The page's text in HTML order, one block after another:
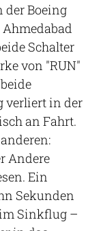
der Boeing
Schalter
von "RUN"
verliert in der
an Fahrt.
Andere
Ein
Sekunden
Sinkflug –